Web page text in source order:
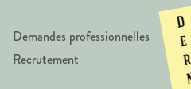
Demandes professionnelles
Recrutement
D
e